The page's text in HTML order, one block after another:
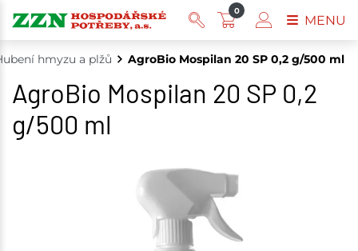
hmyzu a plžů AgroBio Mospilan 20 SP 0,2 g/500 ml
AgroBio Mospilan 20 SP 0,2
g/500 ml
0
MENU